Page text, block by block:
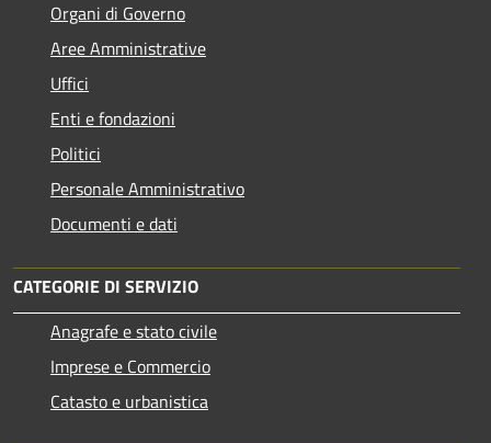
Organi di Governo
Aree Amministrative
Uffici
Enti e fondazioni
Politici
Personale Amministrativo
Documenti e dati
CATEGORIE DI SERVIZIO
Anagrafe e stato civile
Imprese e Commercio
Catasto e urbanistica